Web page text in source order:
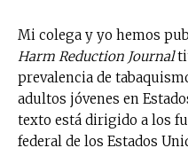
Mi colega y yo hemos
Harm Reduction Journal
prevalencia de
adultos jóvenes en
texto está dirigido a los
federal de los Estados